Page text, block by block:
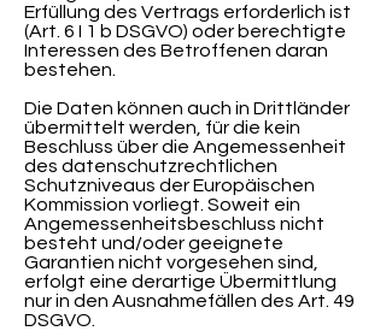
Erfüllung des Vertrags erforderlich ist
(Art. 6 I 1 b DSGVO) oder berechtigte
Interessen des Betroffenen daran
bestehen.
Die Daten können auch in Drittländer
übermittelt werden, für die kein
Beschluss über die Angemessenheit
des datenschutzrechtlichen
Schutzniveaus der Europäischen
Kommission vorliegt. Soweit ein
Angemessenheitsbeschluss nicht
besteht und/oder geeignete
Garantien nicht vorgesehen sind,
erfolgt eine derartige Übermittlung
nur in den Ausnahmefällen des Art. 49
DSGVO.